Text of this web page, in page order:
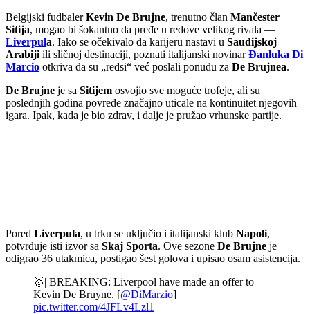
Belgijski fudbalerKevin De Brujne, trenutno član Mančester
Sitija, mogao bi šokantno da pređe u redove velikog rivala —
Liverpula. Iako se očekivalo da karijeru nastavi u Saudijskoj
Arabiji ili sličnoj destinaciji, poznati italijanski novinarĐanluka Di
Marcio otkriva da su „redsi“ već poslali ponudu za De Brujnea.
De Brujne je sa Sitijem osvojio sve moguće trofeje, ali su
poslednjih godina povrede značajno uticale na kontinuitet njegovih
igara. Ipak, kada je bio zdrav, i dalje je pružao vrhunske partije.
Pored Liverpula, u trku se uključio i italijanski klub Napoli,
potvrđuje isti izvorsa Skaj Sporta. Ove sezone De Brujne je
odigrao 36 utakmica, postigao šest golova i upisao osam asistencija.
🥇| BREAKING: Liverpool have made an offer to
Kevin De Bruyne. [@DiMarzio]
pic.twitter.com/4JFLv4Lzl1